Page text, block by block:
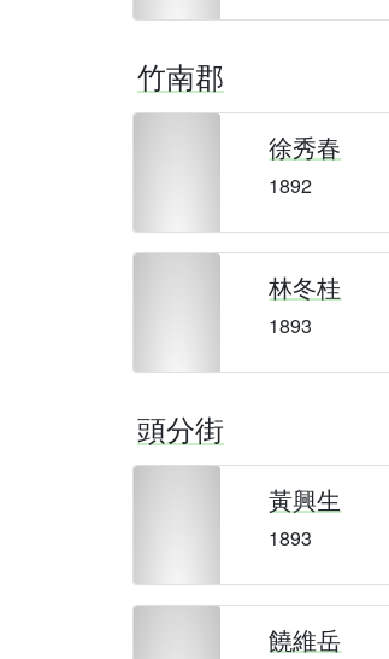
竹南郡
徐秀春
1892
林冬桂
1893
頭分街
黃興生
1893
饒維岳